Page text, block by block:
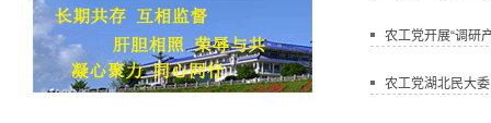
农工党开展“调研
农工党湖北民大